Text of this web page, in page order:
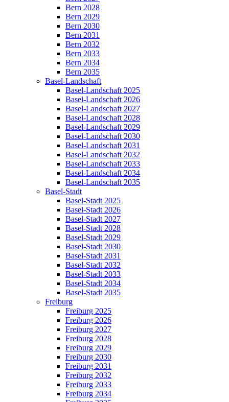
Bern 2028
Bern 2029
Bern 2030
Bern 2031
Bern 2032
Bern 2033
Bern 2034
Bern 2035
Basel-Landschaft
Basel-Landschaft 2025
Basel-Landschaft 2026
Basel-Landschaft 2027
Basel-Landschaft 2028
Basel-Landschaft 2029
Basel-Landschaft 2030
Basel-Landschaft 2031
Basel-Landschaft 2032
Basel-Landschaft 2033
Basel-Landschaft 2034
Basel-Landschaft 2035
Basel-Stadt
Basel-Stadt 2025
Basel-Stadt 2026
Basel-Stadt 2027
Basel-Stadt 2028
Basel-Stadt 2029
Basel-Stadt 2030
Basel-Stadt 2031
Basel-Stadt 2032
Basel-Stadt 2033
Basel-Stadt 2034
Basel-Stadt 2035
Freiburg
Freiburg 2025
Freiburg 2026
Freiburg 2027
Freiburg 2028
Freiburg 2029
Freiburg 2030
Freiburg 2031
Freiburg 2032
Freiburg 2033
Freiburg 2034